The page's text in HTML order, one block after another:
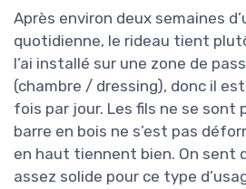
Après environ deux semaines
quotidienne, le rideau tient
l’ai installé sur une zone de
(chambre / dressing), donc il
fois par jour. Les fils ne se sont
barre en bois ne s’est pas
en haut tiennent bien. On sent
assez solide pour ce type